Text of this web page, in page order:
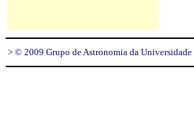
> © 2009 Grupo de Astronomia da